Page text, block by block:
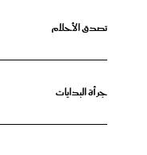
تصدق الأحلام
جرأة البدايات